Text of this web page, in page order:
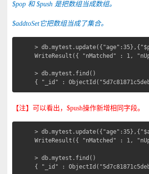
$pop 和 $push 是把数组当成数组。
$addtoSet 它把数组当成了集合。
>
WriteResult({ "nMatched" : 1,
> db.mytest.find()
{ "_id" :
【注】可以看出，$push操作新增相同字段。
>
WriteResult({ "nMatched" : 1,
> db.mytest.find()
{ "_id" :